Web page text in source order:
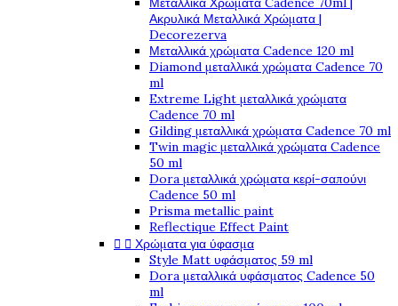
Ακρυλικά Μεταλλικά Χρώματα |
Decorezerva
Μεταλλικά χρώματα Cadence 120 ml
Diamond μεταλλικά χρώματα Cadence 70
ml
Extreme Light μεταλλικά χρώματα
Cadence 70 ml
Gilding μεταλλικά χρώματα Cadence 70 ml
Twin magic μεταλλικά χρώματα Cadence
50 ml
Dora μεταλλικά χρώματα κερί-σαπούνι
Cadence 50 ml
Prisma metallic paint
Reflectique Effect Paint
  Χρώματα για ύφασμα
Style Matt υφάσματος 59 ml
Dora μεταλλικά υφάσματος Cadence 50
ml